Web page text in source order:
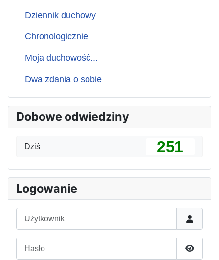
Dziennik duchowy
Chronologicznie
Moja duchowość...
Dwa zdania o sobie
Dobowe odwiedziny
Dziś 251
Logowanie